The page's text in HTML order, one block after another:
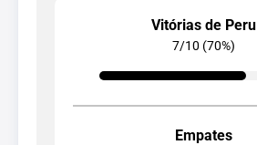
Vitórias de Peru
7/10 (70%)
Empates